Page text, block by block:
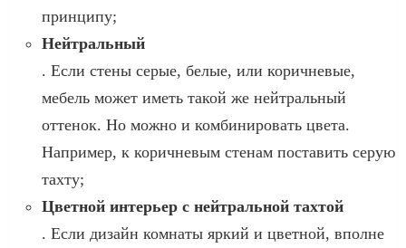
принципу;
Нейтральный
. Если стены серые, белые, или коричневые,
мебель может иметь такой же нейтральный
оттенок. Но можно и комбинировать цвета.
Например, к коричневым стенам поставить серую
тахту;
Цветной интерьер с нейтральной тахтой
. Если дизайн комнаты яркий и цветной, вполне